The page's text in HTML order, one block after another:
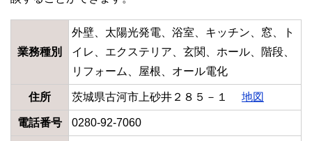
業務種別
外壁、太陽光発電、浴室、キッチン、窓、ト
イレ、エクステリア、玄関、ホール、階段、
リフォーム、屋根、オール電化
住所 茨城県古河市上砂井２８５－１ 地図
電話番号 0280-92-7060